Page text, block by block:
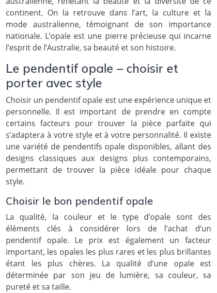
continent. On la retrouve dans l’art, la culture et la
mode australienne, témoignant de son importance
nationale. L’opale est une pierre précieuse qui incarne
l’esprit de l’Australie, sa beauté et son histoire.
Le pendentif opale – choisir et
porter avec style
Choisir un pendentif opale est une expérience unique et
personnelle. Il est important de prendre en compte
certains facteurs pour trouver la pièce parfaite qui
s’adaptera à votre style et à votre personnalité. Il existe
une variété de pendentifs opale disponibles, allant des
designs classiques aux designs plus contemporains,
permettant de trouver la pièce idéale pour chaque
style.
Choisir le bon pendentif opale
La qualité, la couleur et le type d’opale sont des
éléments clés à considérer lors de l’achat d’un
pendentif opale. Le prix est également un facteur
important, les opales les plus rares et les plus brillantes
étant les plus chères. La qualité d’une opale est
déterminée par son jeu de lumière, sa couleur, sa
pureté et sa taille.